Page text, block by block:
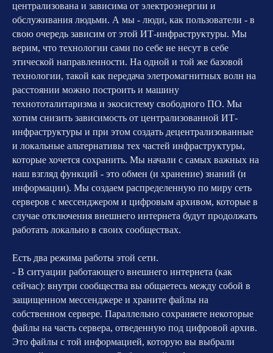
централизована и зависима от электроэнергии и
обслуживания людьми. А мы - люди, как пользователи - в
свою очередь зависим от этой ИТ-инфраструктуры. Мы
верим, что технологии сами по себе не несут в себе
этической направленности. На одной и той же базовой
технологии, такой как передача элетромагнитных волн на
расстоянии можно построить и машину
технототалитаризма и экосистему свободного ПО. Мы
хотим снизить зависимость от централизованной ИТ-
инфраструктуры и при этом создать децентрализованные
и локальные альтернативы тех частей инфраструктуры,
которые хочется сохранить. Мы начали с самых важных на
наш взгляд функций - это обмен (и хранение) знаний (и
информации). Мы создаем распределенную по миру сеть
серверов с мессенджером и цифровым архивом, которые в
случае отключения внешнего интернета будут продолжать
работать локально в своих сообществах.
Есть два режима работы этой сети.
- В ситуации работающего внешнего интернета (как
сейчас): внутри сообщества вы общаетесь между собой в
защищенном мессенджере и храните файлы на
собственном сервере. Параллельно сохраняете некоторые
файлы на часть сервера, отведенную под цифровой архив.
Это файлы с той информацией, которую вы выбрали